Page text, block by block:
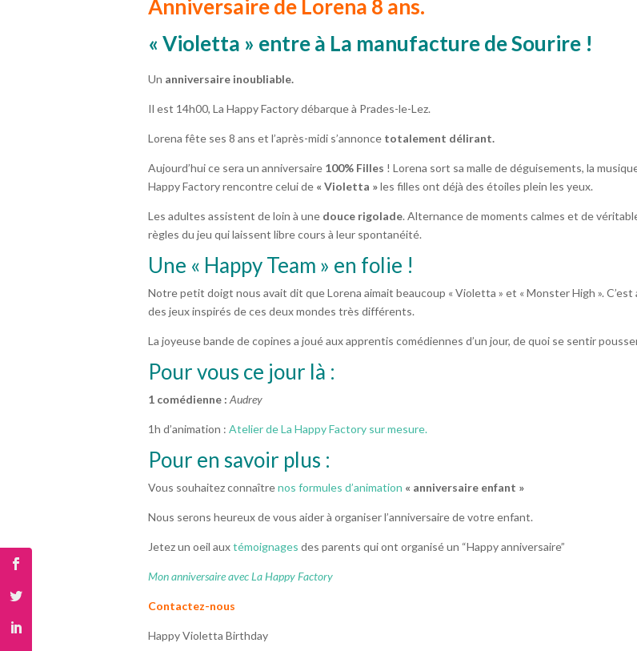
Anniversaire de Lorena 8 ans.
« Violetta » entre à La manufacture de Sourire !
Un anniversaire inoubliable.
Il est 14h00, La Happy Factory débarque à Prades-le-Lez.
Lorena fête ses 8 ans et l’après-midi s’annonce totalement délirant.
Aujourd’hui ce sera un anniversaire 100% Filles ! Lorena sort sa malle de déguisements, la
Happy Factory rencontre celui de « Violetta »les filles ont déjà des étoiles plein les yeux.
Les adultes assistent de loin à une douce rigolade. Alternance de moments calmes et de
règles du jeu qui laissent libre cours à leur spontanéité.
Une « Happy Team » en folie !
Notre petit doigt nous avait dit que Lorena aimait beaucoup « Violetta » et « Monster High ».
des jeux inspirés de ces deux mondes très différents.
La joyeuse bande de copines a joué aux apprentis comédiennes d’un jour, de quoi se sentir
Pour vous ce jour là :
1 comédienne : Audrey
1h d’animation :Atelier de La Happy Factory sur mesure.
Pour en savoir plus :
Vous souhaitez connaîtrenos formules d’animation « anniversaire enfant »
Nous serons heureux de vous aider à organiser l’anniversaire de votre enfant.
Jetez un oeil auxtémoignages des parents qui ont organisé un “Happy anniversaire”
Mon anniversaire avec La Happy Factory
Contactez-nous
Happy Violetta Birthday